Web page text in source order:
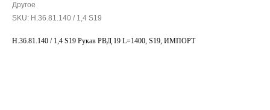
Другое
SKU: Н.36.81.140 / 1,4 S19
Н.36.81.140 / 1,4 S19 Рукав РВД 19 L=1400, S19, ИМПОРТ